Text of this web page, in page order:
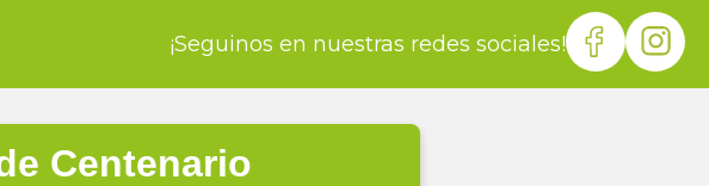
¡Seguinos en nuestras redes sociales!
Centenario